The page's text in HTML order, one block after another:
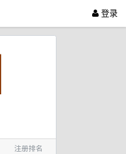
登录
注册排名